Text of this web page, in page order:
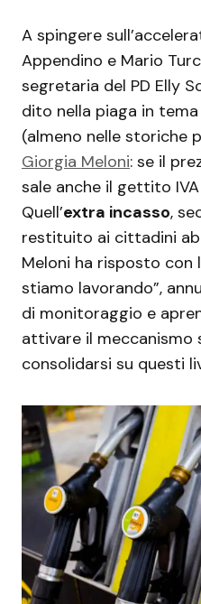
A spingere
Appendino e Mario
segretaria del PD Elly
dito nella piaga in
(almeno nelle storiche
Giorgia Meloni: se il
sale anche il gettito
Quell’extra incasso,
restituito ai cittadini
Meloni ha risposto con
stiamo lavorando”,
di monitoraggio e
attivare il meccanismo
consolidarsi su questi